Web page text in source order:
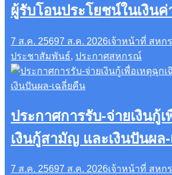
ผู้รับโอนประโยชน์ในเงิน
เงินปันผล-เฉลี่ยคืน ตามข้
7 ส.ค. 25697 ส.ค. 2026เจ้าหน้าที่ สหก
ประชาสัมพันธ์, ประกาศสหกรณ์
ประกาศการรับ-จ่ายเงินกู้
เงินกู้สามัญ และเงินปันผล
7 ส.ค. 25697 ส.ค. 2026เจ้าหน้าที่ สหก